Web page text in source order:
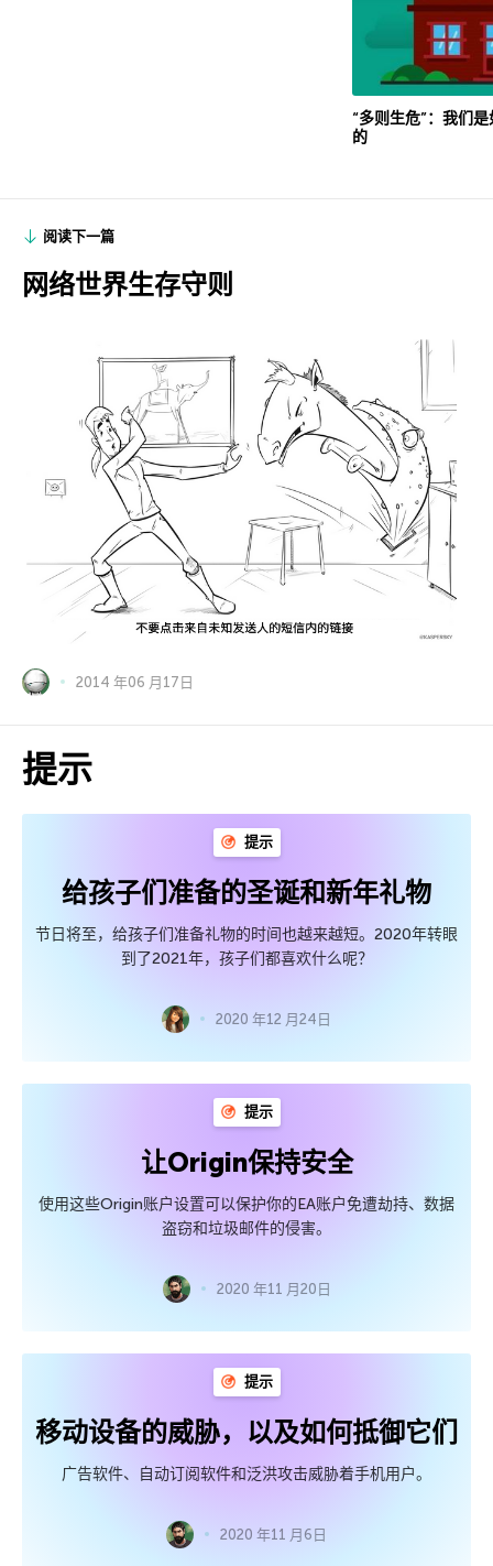
“多则生危”：我们
的
阅读下一篇
网络世界生存守则
2014 年06 月17日
提示
提示
给孩子们准备的圣诞和新年礼物
节日将至，给孩子们准备礼物的时间也越来越短。2020年转眼
到了2021年，孩子们都喜欢什么呢？
2020 年12 月24日
提示
让Origin保持安全
使用这些Origin账户设置可以保护你的EA账户免遭劫持、数据
盗窃和垃圾邮件的侵害。
2020 年11 月20日
提示
移动设备的威胁，以及如何抵御它们
广告软件、自动订阅软件和泛洪攻击威胁着手机用户。
2020 年11 月6日